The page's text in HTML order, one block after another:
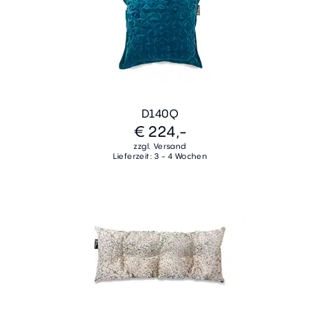
D140Q
€ 224,-
zzgl. Versand
Lieferzeit: 3 - 4 Wochen